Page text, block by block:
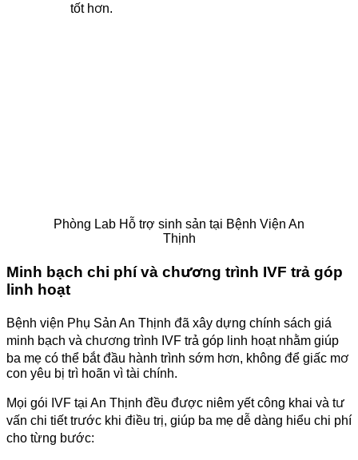
tốt hơn.
Phòng Lab Hỗ trợ sinh sản tại Bệnh Viện An
Thịnh
Minh bạch chi phí và chương trình IVF trả góp
linh hoạt
Bệnh viện Phụ Sản An Thịnh đã xây dựng chính sách giá
minh bạch và chương trình IVF trả góp linh hoạt nhằm giúp
ba mẹ có thể bắt đầu hành trình sớm hơn, không để giấc mơ
con yêu bị trì hoãn vì tài chính.
Mọi gói IVF tại An Thịnh đều được niêm yết công khai và tư
vấn chi tiết trước khi điều trị, giúp ba mẹ dễ dàng hiểu chi phí
cho từng bước: